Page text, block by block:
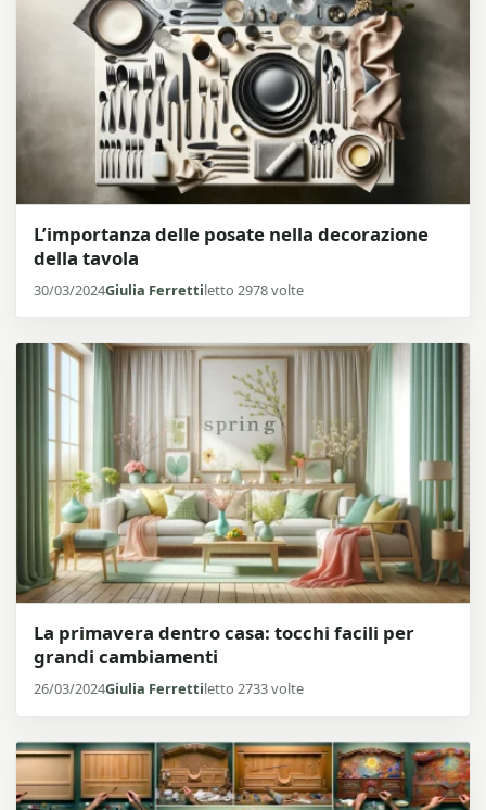
L’importanza delle posate nella decorazione
della tavola
30/03/2024Giulia Ferrettiletto 2978 volte
La primavera dentro casa: tocchi facili per
grandi cambiamenti
26/03/2024Giulia Ferrettiletto 2733 volte